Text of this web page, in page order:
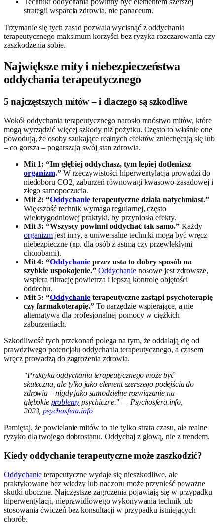
Techniki oddychania powinny być elementem szerszej
strategii wsparcia zdrowia, nie panaceum.
Trzymanie się tych zasad pozwala wycisnąć z oddychania
terapeutycznego maksimum korzyści bez ryzyka rozczarowania czy
zaszkodzenia sobie.
Największe mity i niebezpieczeństwa
oddychania terapeutycznego
5 najczęstszych mitów – i dlaczego są szkodliwe
Wokół oddychania terapeutycznego narosło mnóstwo mitów, które
mogą wyrządzić więcej szkody niż pożytku. Często to właśnie one
powodują, że osoby szukające realnych efektów zniechęcają się lub
– co gorsza – pogarszają swój stan zdrowia.
Mit 1: “Im głębiej oddychasz, tym lepiej dotleniasz
organizm.” W rzeczywistości hiperwentylacja prowadzi do
niedoboru CO2, zaburzeń równowagi kwasowo-zasadowej i
złego samopoczucia.
Mit 2: “Oddychanie terapeutyczne działa natychmiast.”
Większość technik wymaga regularnej, często
wielotygodniowej praktyki, by przyniosła efekty.
Mit 3: “Wszyscy powinni oddychać tak samo.” Każdy
organizm jest inny, a uniwersalne techniki mogą być wręcz
niebezpieczne (np. dla osób z astmą czy przewlekłymi
chorobami).
Mit 4: “Oddychanie przez usta to dobry sposób na
szybkie uspokojenie.” Oddychanie nosowe jest zdrowsze,
wspiera filtrację powietrza i lepszą kontrolę objętości
oddechu.
Mit 5: “Oddychanie terapeutyczne zastąpi psychoterapię
czy farmakoterapię.” To narzędzie wspierające, a nie
alternatywa dla profesjonalnej pomocy w ciężkich
zaburzeniach.
Szkodliwość tych przekonań polega na tym, że oddalają cię od
prawdziwego potencjału oddychania terapeutycznego, a czasem
wręcz prowadzą do zagrożenia zdrowia.
"Praktyka oddychania terapeutycznego może być
skuteczna, ale tylko jako element szerszego podejścia do
zdrowia – nigdy jako samodzielne rozwiązanie na
głębokie problemy psychiczne." — Psychosfera.info,
2023,psychosfera.info
Pamiętaj, że powielanie mitów to nie tylko strata czasu, ale realne
ryzyko dla twojego dobrostanu. Oddychaj z głową, nie z trendem.
Kiedy oddychanie terapeutyczne może zaszkodzić?
Oddychanie terapeutyczne wydaje się nieszkodliwe, ale
praktykowane bez wiedzy lub nadzoru może przynieść poważne
skutki uboczne. Najczęstsze zagrożenia pojawiają się w przypadku
hiperwentylacji, nieprawidłowego wykonywania technik lub
stosowania ćwiczeń bez konsultacji w przypadku istniejących
chorób.